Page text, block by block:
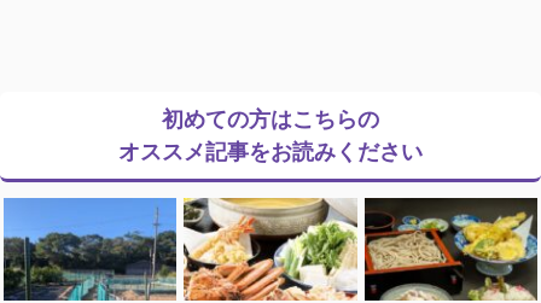
初めての方はこちらの
オススメ記事をお読みください